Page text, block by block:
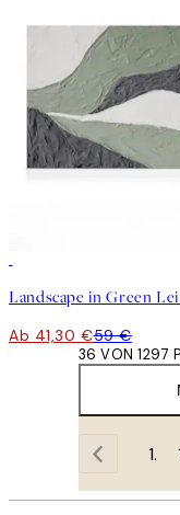
Ab 41,30 €59 €
36 VON 1297